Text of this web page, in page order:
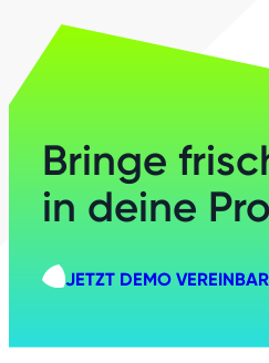
Bringe
in deine
JETZT DEMO